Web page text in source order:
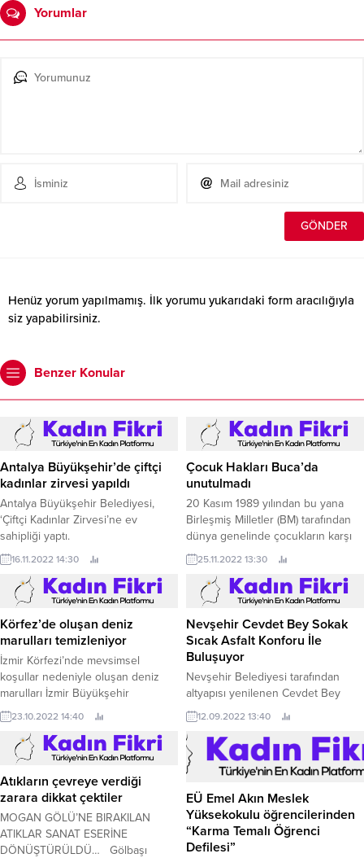
Yorumlar
Henüz yorum yapılmamış. İlk yorumu yukarıdaki form aracılığıyla
siz yapabilirsiniz.
Benzer Konular
Antalya Büyükşehir’de çiftçi
kadınlar zirvesi yapıldı
Antalya Büyükşehir Belediyesi,
‘Çiftçi Kadınlar Zirvesi’ne ev
sahipliği yaptı.
16.11.2022 14:30
Çocuk Hakları Buca’da
unutulmadı
20 Kasım 1989 yılından bu yana
Birleşmiş Milletler (BM) tarafından
dünya genelinde çocukların karşı
karşıya kaldıkları hak ihlallerini
gündeme taşımak amacıyla
kutlanan “Dünya Çocuk Hakları
Günü " Buca’da unutulmadı.
25.11.2022 13:30
Körfez’de oluşan deniz
marulları temizleniyor
İzmir Körfezi’nde mevsimsel
koşullar nedeniyle oluşan deniz
marulları İzmir Büyükşehir
Belediyesi ve İZSU Genel
Müdürlüğü ekipleri tarafından
temizleniyor.
23.10.2022 14:40
Nevşehir Cevdet Bey Sokak
Sıcak Asfalt Konforu İle
Buluşuyor
Nevşehir Belediyesi tarafından
altyapısı yenilenen Cevdet Bey
Sokak’ta üst yapı çalışmalarına
başlandı.
12.09.2022 13:40
Atıkların çevreye verdiği
zarara dikkat çektiler
MOGAN GÖLÜ’NE BIRAKILAN
ATIKLAR SANAT ESERİNE
DÖNÜŞTÜRÜLDÜ… Gölbaşı
EÜ Emel Akın Meslek
Yüksekokulu öğrencilerinden
“Karma Temalı Öğrenci
Defilesi”